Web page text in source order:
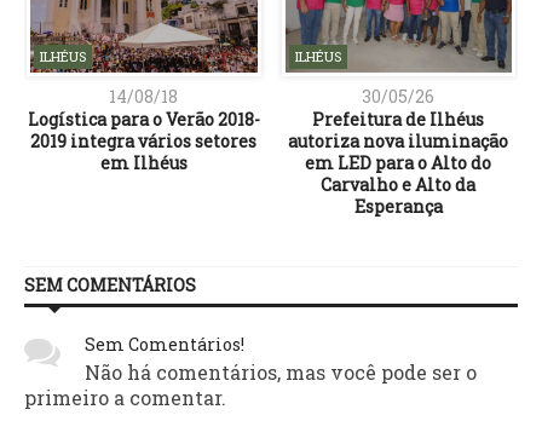
ILHÉUS
14/08/18
Logística para o Verão 2018-
2019 integra vários setores
em Ilhéus
ILHÉUS
30/05/26
Prefeitura de Ilhéus
autoriza nova iluminação
em LED para o Alto do
Carvalho e Alto da
Esperança
SEM COMENTÁRIOS
Sem Comentários!
Não há comentários, mas você pode ser o
primeiro a comentar.